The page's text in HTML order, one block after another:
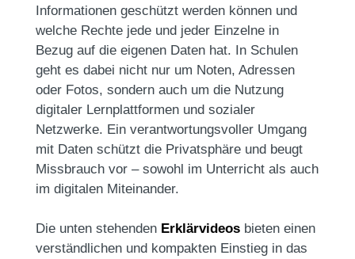
Informationen geschützt werden können und
welche Rechte jede und jeder Einzelne in
Bezug auf die eigenen Daten hat. In Schulen
geht es dabei nicht nur um Noten, Adressen
oder Fotos, sondern auch um die Nutzung
digitaler Lernplattformen und sozialer
Netzwerke. Ein verantwortungsvoller Umgang
mit Daten schützt die Privatsphäre und beugt
Missbrauch vor – sowohl im Unterricht als auch
im digitalen Miteinander.
Die unten stehenden Erklärvideos bieten einen
verständlichen und kompakten Einstieg in das